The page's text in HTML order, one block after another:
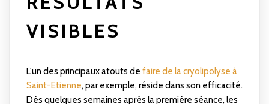
VISIBLES
L'un des principaux atouts de faire de la cryolipolyse à
Saint-Etienne, par exemple, réside dans son efficacité.
Dès quelques semaines après la première séance, les